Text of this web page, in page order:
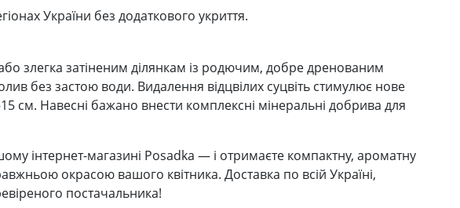
України без додаткового укриття.
злегка затіненим ділянкам із родючим, добре дренованим
без застою води. Видалення відцвілих суцвіть стимулює нове
см. Навесні бажано внести комплексні мінеральні добрива для
інтернет-магазині Posadka — і отримаєте компактну, ароматну
окрасою вашого квітника. Доставка по всій Україні,
постачальника!